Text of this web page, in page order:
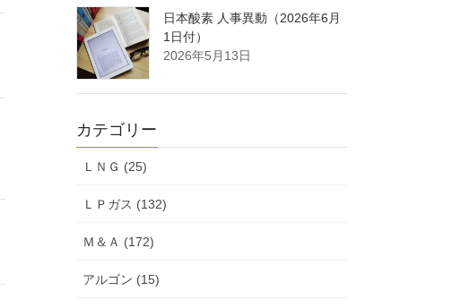
日本酸素 人事異動（2026年6月
1日付）
2026年5月13日
カテゴリー
ＬＮＧ (25)
ＬＰガス (132)
Ｍ＆Ａ (172)
アルゴン (15)